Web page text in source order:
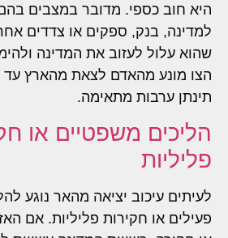
היא חוב כספי. מדובר במצבים
למדינה, בנק, ספקים או צדדים
שהוא עלול לעזוב את המדינה
הצו מונע מהאדם לצאת מהארץ עד
תינתן ערבות מתאימה.
הליכים משפטיים או
פליליות
לעיתים עיכוב יציאה מהאר נוגע
פעילים או חקירות פליליות. אם